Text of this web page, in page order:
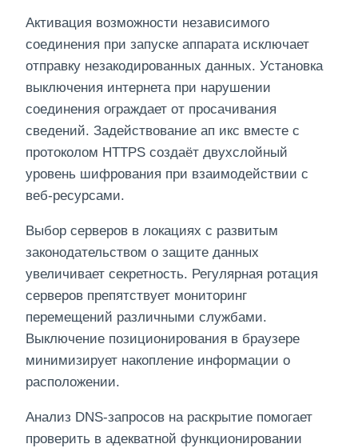
Активация возможности независимого
соединения при запуске аппарата исключает
отправку незакодированных данных. Установка
выключения интернета при нарушении
соединения ограждает от просачивания
сведений. Задействование ап икс вместе с
протоколом HTTPS создаёт двухслойный
уровень шифрования при взаимодействии с
веб-ресурсами.
Выбор серверов в локациях с развитым
законодательством о защите данных
увеличивает секретность. Регулярная ротация
серверов препятствует мониторинг
перемещений различными службами.
Выключение позиционирования в браузере
минимизирует накопление информации о
расположении.
Анализ DNS-запросов на раскрытие помогает
проверить в адекватной функционировании